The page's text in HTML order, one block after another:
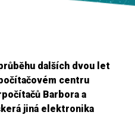
dalších dvou let
centru
Barbora a
jiná elektronika